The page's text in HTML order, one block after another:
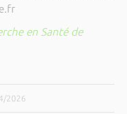
en Santé de
2026